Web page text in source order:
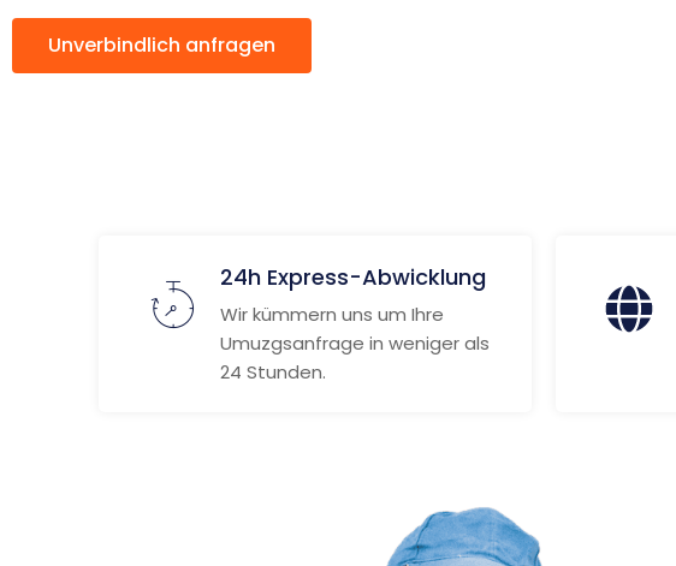
Unverbindlich anfragen
24h Express-Abwicklung
Wir kümmern uns um Ihre
Umuzgsanfrage in weniger als
24 Stunden.